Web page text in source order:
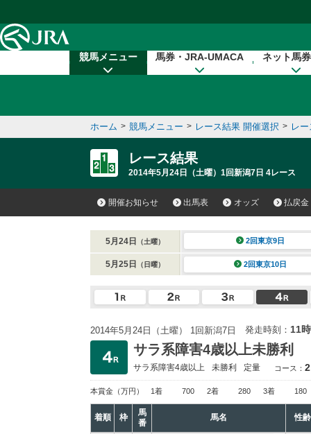
競馬メニュー 馬券・JRA-UMACA ネット馬
ホーム > 競馬メニュー > レース結果 開催選択 > レ
レース結果
2014年5月24日（土曜）1回新潟7日 4レース
開催お知らせ 出馬表 オッズ 払戻金
5月24日 （土曜） 2回東京9日
5月25日 （日曜） 2回東京10日
2014年5月24日（土曜） 1回新潟7日 発走時刻： 11
サラ系障害4歳以上未勝利
サラ系障害4歳以上 未勝利 定量 コース：
本賞金 （万円） 1着 700 2着 280 3着 180
着順 枠
馬
番
馬名 性齢